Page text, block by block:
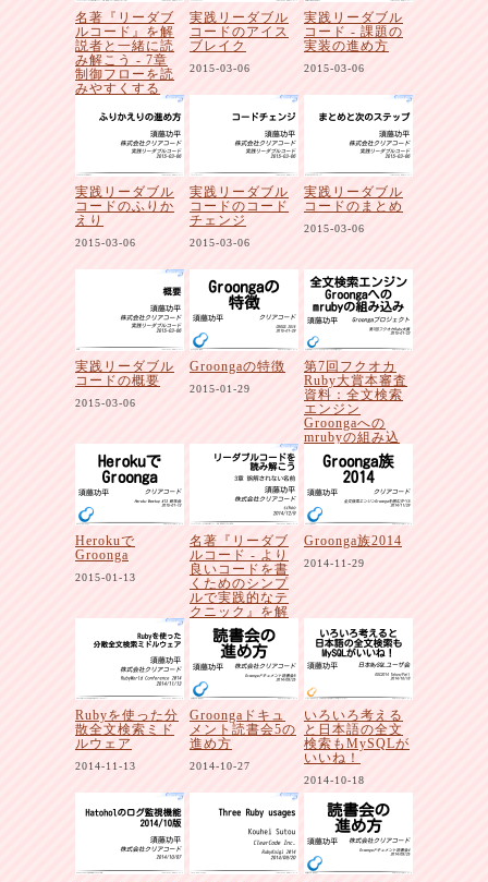
名著『リーダブ
ルコード』を解
説者と一緒に読
み解こう - 7章
制御フローを読
みやすくする
2015-04-03
実践リーダブル
コードのアイス
ブレイク
2015-03-06
実践リーダブル
コード - 課題の
実装の進め方
2015-03-06
実践リーダブル
コードのふりか
えり
2015-03-06
実践リーダブル
コードのコード
チェンジ
2015-03-06
実践リーダブル
コードのまとめ
2015-03-06
実践リーダブル
コードの概要
2015-03-06
Groongaの特徴
2015-01-29
第7回フクオカ
Ruby大賞本審査
資料：全文検索
エンジン
Groongaへの
mrubyの組み込
2015-01-23
Herokuで
Groonga
2015-01-13
名著『リーダブ
ルコード - より
良いコードを書
くためのシンプ
ルで実践的なテ
クニック』を解
説者と一緒に読
み解こう
2014-12-09
Groonga族2014
2014-11-29
Rubyを使った分
散全文検索ミド
ルウェア
2014-11-13
Groongaドキュ
メント読書会5の
進め方
2014-10-27
いろいろ考える
と日本語の全文
検索もMySQLが
いいね！
2014-10-18